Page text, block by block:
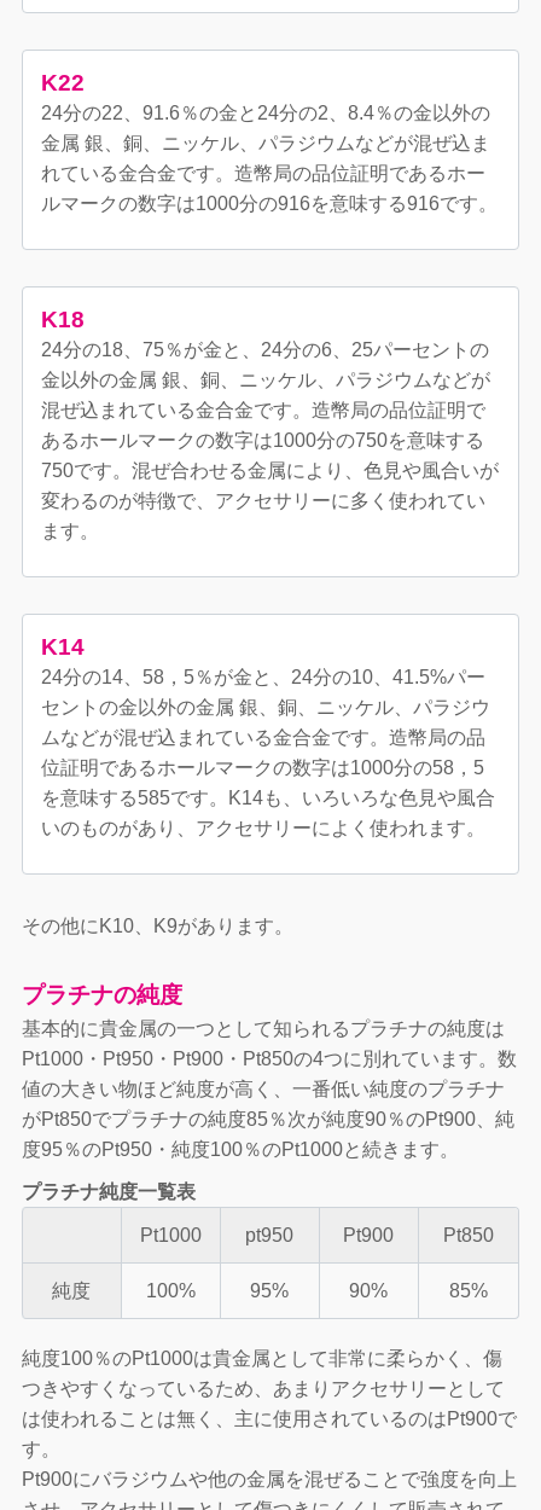
K22
24分の22、91.6％の金と24分の2、8.4％の金以外の
金属 銀、銅、ニッケル、パラジウムなどが混ぜ込ま
れている金合金です。造幣局の品位証明であるホー
ルマークの数字は1000分の916を意味する916です。
K18
24分の18、75％が金と、24分の6、25パーセントの
金以外の金属 銀、銅、ニッケル、パラジウムなどが
混ぜ込まれている金合金です。造幣局の品位証明で
あるホールマークの数字は1000分の750を意味する
750です。混ぜ合わせる金属により、色見や風合いが
変わるのが特徴で、アクセサリーに多く使われてい
ます。
K14
24分の14、58，5％が金と、24分の10、41.5%パー
セントの金以外の金属 銀、銅、ニッケル、パラジウ
ムなどが混ぜ込まれている金合金です。造幣局の品
位証明であるホールマークの数字は1000分の58，5
を意味する585です。K14も、いろいろな色見や風合
いのものがあり、アクセサリーによく使われます。
その他にK10、K9があります。
プラチナの純度
基本的に貴金属の一つとして知られるプラチナの純度は
Pt1000・Pt950・Pt900・Pt850の4つに別れています。数
値の大きい物ほど純度が高く、一番低い純度のプラチナ
がPt850でプラチナの純度85％次が純度90％のPt900、純
度95％のPt950・純度100％のPt1000と続きます。
プラチナ純度一覧表
Pt1000 pt950 Pt900 Pt850
純度 100% 95% 90% 85%
純度100％のPt1000は貴金属として非常に柔らかく、傷
つきやすくなっているため、あまりアクセサリーとして
は使われることは無く、主に使用されているのはPt900で
す。
Pt900にバラジウムや他の金属を混ぜることで強度を向上